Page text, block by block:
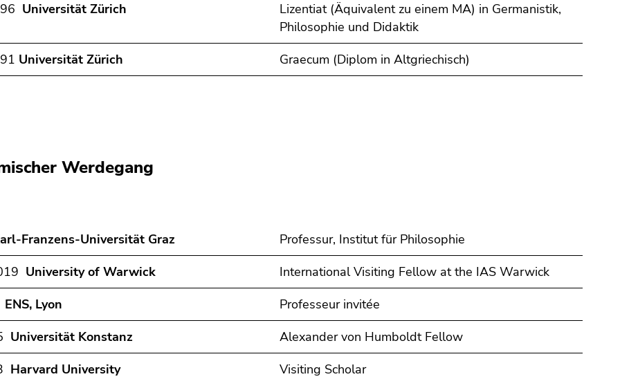
Universität Zürich
Lizentiat (Äquivalent zu einem MA) in Germanistik,
Philosophie und Didaktik
Universität Zürich Graecum (Diplom in Altgriechisch)
Werdegang
Franzens-Universität Graz
Professur, Institut für Philosophie
University of Warwick
International Visiting Fellow at the IAS Warwick
ENS, Lyon
Professeur invitée
Universität Konstanz
Alexander von Humboldt Fellow
Harvard University
Visiting Scholar